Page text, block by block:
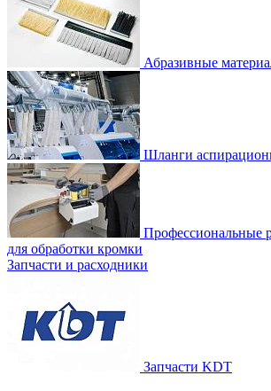
Абразивные
Шланги
Профессиональные
для обработки кромки
Запчасти и расходники
Запчасти KDT